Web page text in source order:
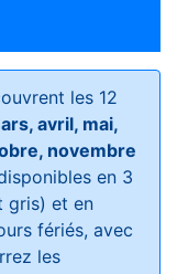
les 12
avril, mai,
novembre
en 3
gris) et en
fériés, avec
les